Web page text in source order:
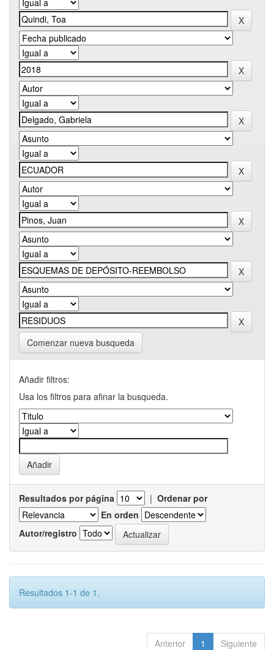
Comenzar nueva busqueda
Añadir filtros:
Usa los filtros para afinar la busqueda.
Resultados por página | Ordenar por
En orden
Autor/registro
Resultados 1-1 de 1.
Anterior 1 Siguiente